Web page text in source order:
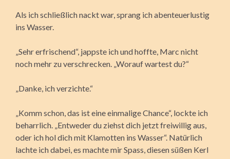
Als ich schließlich nackt war, sprang ich abenteuerlustig
ins Wasser.
„Sehr erfrischend“, jappste ich und hoffte, Marc nicht
noch mehr zu verschrecken. „Worauf wartest du?“
„Danke, ich verzichte.“
„Komm schon, das ist eine einmalige Chance“, lockte ich
beharrlich. „Entweder du ziehst dich jetzt freiwillig aus,
oder ich hol dich mit Klamotten ins Wasser“. Natürlich
lachte ich dabei, es machte mir Spass, diesen süßen Kerl